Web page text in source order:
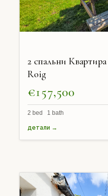
2 спальни
Roig
€157,500
2 bed 1 bath
детали →